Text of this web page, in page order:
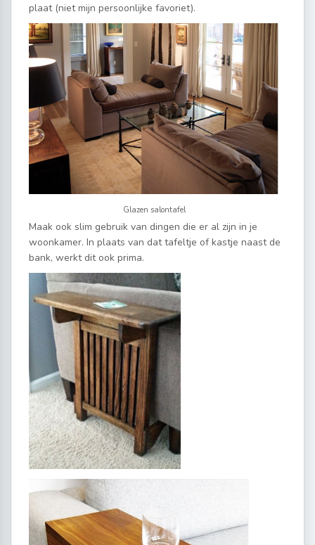
plaat (niet mijn persoonlijke favoriet).
Glazen salontafel
Maak ook slim gebruik van dingen die er al zijn in je
woonkamer. In plaats van dat tafeltje of kastje naast de
bank, werkt dit ook prima.